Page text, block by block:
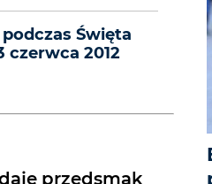
Święta
czerwca 2012
przedsmak